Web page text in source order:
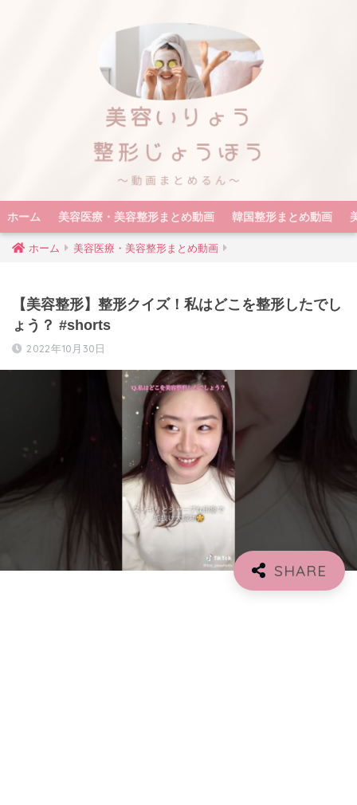
ホーム 美容医療・美容整形まとめ動画 韓国整形まとめ動画
ホーム 美容医療・美容整形まとめ動画
【美容整形】整形クイズ！私はどこを整形したでし
ょう？ #shorts
2022年10月30日